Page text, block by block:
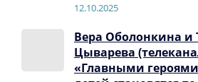
12.10.2025
Вера Оболонкина и
Цыварева
«Главными